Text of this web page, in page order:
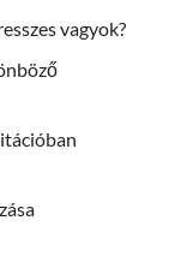
vagyok?